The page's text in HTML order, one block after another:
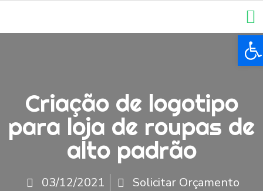
Criação de logotipo
para loja de roupas de
alto padrão
03/12/2021 Solicitar Orçamento